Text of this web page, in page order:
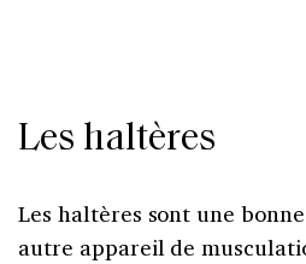
Les haltères
Les haltères sont une
autre appareil de